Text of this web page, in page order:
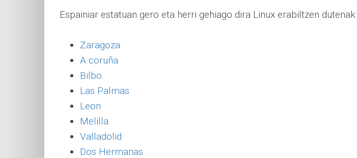
Espainiar estatuan gero eta herri gehiago dira Linux erabiltzen dutenak:
Zaragoza
A coruña
Bilbo
Las Palmas
Leon
Melilla
Valladolid
Dos Hermanas